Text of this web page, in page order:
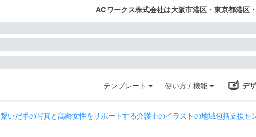
ACワークス株式会社は大阪市港区・東京都港区
テンプレート 使い方 / 機能 デ
繋いだ手の写真と高齢女性をサポートする介護士のイラストの地域包括支援セ